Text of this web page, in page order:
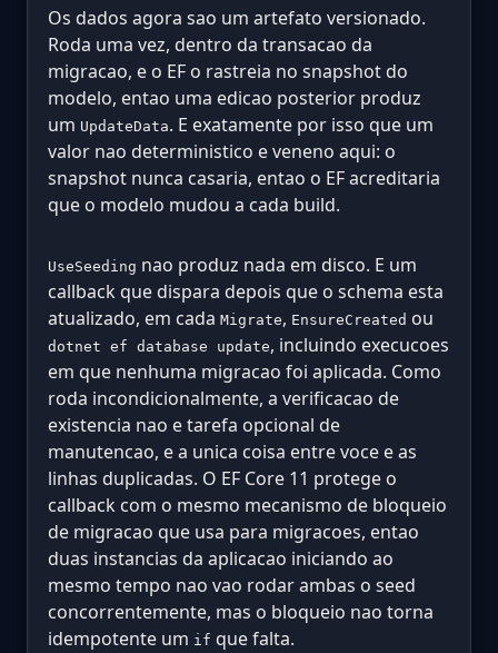
Os dados agora sao um artefato versionado.
Roda uma vez, dentro da transacao da
migracao, e o EF o rastreia no snapshot do
modelo, entao uma edicao posterior produz
um UpdateData. E exatamente por isso que um
valor nao deterministico e veneno aqui: o
snapshot nunca casaria, entao o EF acreditaria
que o modelo mudou a cada build.
UseSeeding nao produz nada em disco. E um
callback que dispara depois que o schema esta
atualizado, em cada Migrate, EnsureCreated ou
dotnet ef database update, incluindo execucoes
em que nenhuma migracao foi aplicada. Como
roda incondicionalmente, a verificacao de
existencia nao e tarefa opcional de
manutencao, e a unica coisa entre voce e as
linhas duplicadas. O EF Core 11 protege o
callback com o mesmo mecanismo de bloqueio
de migracao que usa para migracoes, entao
duas instancias da aplicacao iniciando ao
mesmo tempo nao vao rodar ambas o seed
concorrentemente, mas o bloqueio nao torna
idempotente um if que falta.